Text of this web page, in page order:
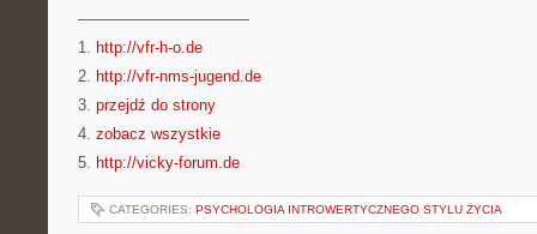
———————————
1. http://vfr-h-o.de
2. http://vfr-nms-jugend.de
3. przejdź do strony
4. zobacz wszystkie
5. http://vicky-forum.de
CATEGORIES: PSYCHOLOGIA INTROWERTYCZNEGO STYLU ŻYCIA